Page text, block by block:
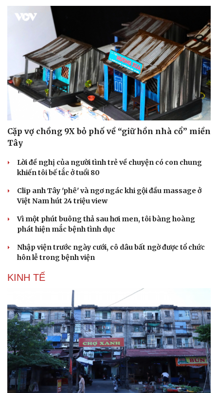
Doanh nghiệp
Thông tin doanh nghiệp
Doanh nghiệp 24h
Doanh nhân
Vì cộng đồng
Công nghệ
Sành điệu
Tin Công nghệ
Trải nghiệm
Chuyển đổi số
Cặp vợ chồng 9X bỏ phố về “giữ hồn nhà cổ” miền
Tây
Lời đề nghị của người tình trẻ về chuyện có con chung
khiến tôi bế tắc ở tuổi 80
Clip anh Tây 'phê' và ngơ ngác khi gội đầu massage ở
Việt Nam hút 24 triệu view
Vì một phút buông thả sau hơi men, tôi bàng hoàng
phát hiện mắc bệnh tình dục
Nhập viện trước ngày cưới, cô dâu bất ngờ được tổ chức
hôn lễ trong bệnh viện
KINH TẾ